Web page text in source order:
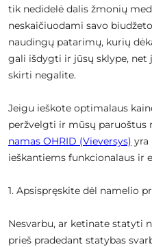
tik nedidelė dalis žmonių
neskaičiuodami savo
naudingų patarimų, kurių
gali išdygti ir jūsų sklype,
skirti negalite.
Jeigu ieškote optimalaus
peržvelgti ir mūsų paruoštus
namas OHRID (Vieversys) yra
ieškantiems funkcionalaus ir
1. Apsispręskite dėl namelio
Nesvarbu, ar ketinate statyti
prieš pradedant statybas